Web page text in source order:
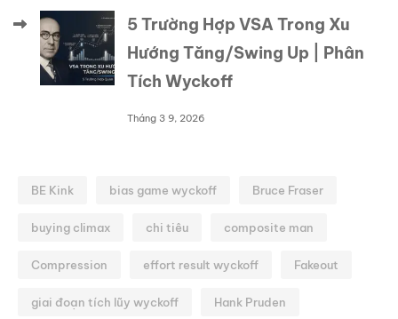
5 Trường Hợp VSA Trong Xu
Hướng Tăng/Swing Up | Phân
Tích Wyckoff
Tháng 3 9, 2026
BE Kink bias game wyckoff Bruce Fraser
buying climax chi tiêu composite man
Compression effort result wyckoff Fakeout
giai đoạn tích lũy wyckoff Hank Pruden